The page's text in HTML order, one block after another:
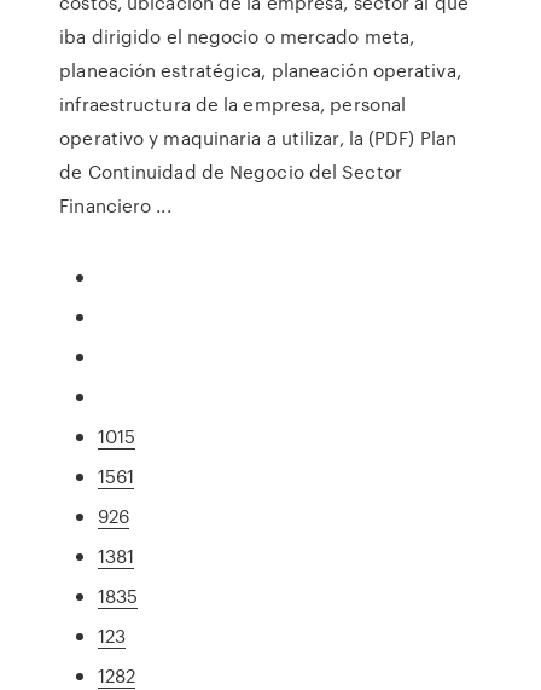
iba dirigido el negocio o mercado meta,
planeación estratégica, planeación operativa,
infraestructura de la empresa, personal
operativo y maquinaria a utilizar, la (PDF) Plan
de Continuidad de Negocio del Sector
Financiero ...
1015
1561
926
1381
1835
123
1282